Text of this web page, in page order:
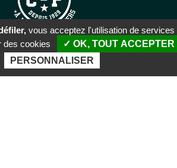
SIÈGE SOCIAL
51 rue Descartes
vous acceptez l'utilisation de services
des cookies
✓ OK, TOUT ACCEPTER
PERSONNALISER